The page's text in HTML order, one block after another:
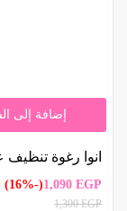
إضافة إلى
1,090 EGP
(-16%)
1,300EGP